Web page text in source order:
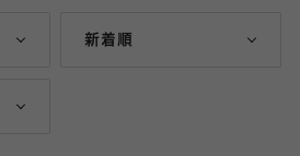
新着順